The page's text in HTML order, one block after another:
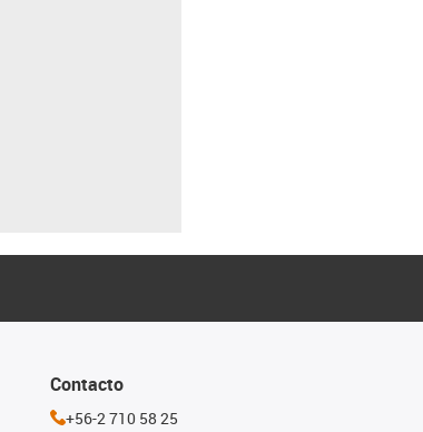
Contacto
+56-2 710 58 25